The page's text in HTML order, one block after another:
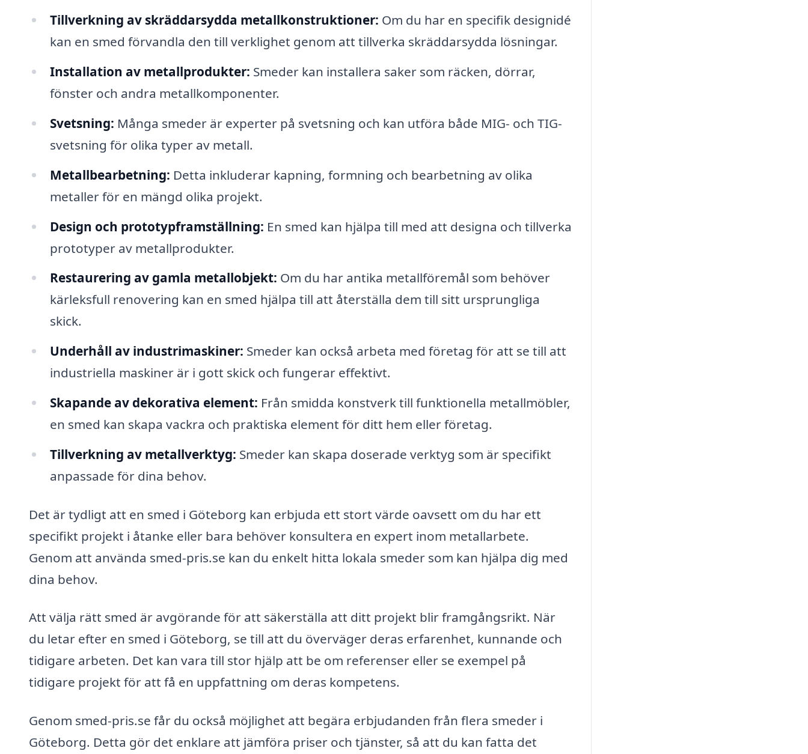
Tillverkning av skräddarsydda metallkonstruktioner: Om du har en specifik designidé
kan en smed förvandla den till verklighet genom att tillverka skräddarsydda lösningar.
Installation av metallprodukter: Smeder kan installera saker som räcken, dörrar,
fönster och andra metallkomponenter.
Svetsning: Många smeder är experter på svetsning och kan utföra både MIG- och TIG-
svetsning för olika typer av metall.
Metallbearbetning: Detta inkluderar kapning, formning och bearbetning av olika
metaller för en mängd olika projekt.
Design och prototypframställning: En smed kan hjälpa till med att designa och tillverka
prototyper av metallprodukter.
Restaurering av gamla metallobjekt: Om du har antika metallföremål som behöver
kärleksfull renovering kan en smed hjälpa till att återställa dem till sitt ursprungliga
skick.
Underhåll av industrimaskiner: Smeder kan också arbeta med företag för att se till att
industriella maskiner är i gott skick och fungerar effektivt.
Skapande av dekorativa element: Från smidda konstverk till funktionella metallmöbler,
en smed kan skapa vackra och praktiska element för ditt hem eller företag.
Tillverkning av metallverktyg: Smeder kan skapa doserade verktyg som är specifikt
anpassade för dina behov.
Det är tydligt att en smed i Göteborg kan erbjuda ett stort värde oavsett om du har ett
specifikt projekt i åtanke eller bara behöver konsultera en expert inom metallarbete.
Genom att använda smed-pris.se kan du enkelt hitta lokala smeder som kan hjälpa dig med
dina behov.
Att välja rätt smed är avgörande för att säkerställa att ditt projekt blir framgångsrikt. När
du letar efter en smed i Göteborg, se till att du överväger deras erfarenhet, kunnande och
tidigare arbeten. Det kan vara till stor hjälp att be om referenser eller se exempel på
tidigare projekt för att få en uppfattning om deras kompetens.
Genom smed-pris.se får du också möjlighet att begära erbjudanden från flera smeder i
Göteborg. Detta gör det enklare att jämföra priser och tjänster, så att du kan fatta det